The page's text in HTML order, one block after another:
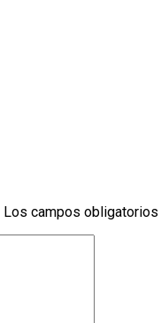
Los campos